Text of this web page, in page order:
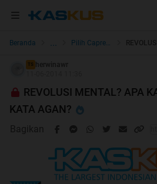
Beranda ... Pilih Capres & Caleg
TS
herwinawr
REVOLUSI MENTAL? APA
KATA AGAN?
Bagikan